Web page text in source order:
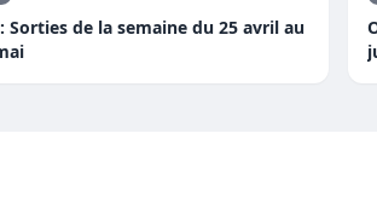
: Sorties de la semaine du 25 avril au